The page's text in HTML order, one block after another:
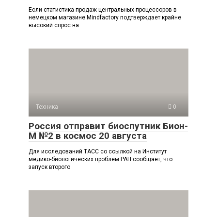
Если статистика продаж центральных процессоров в
немецком магазине Mindfactory подтверждает крайне
высокий спрос на
Техника 0
Россия отправит биоспутник Бион-
М №2 в космос 20 августа
Для исследований ТАСС со ссылкой на Институт
медико-биологических проблем РАН сообщает, что
запуск второго